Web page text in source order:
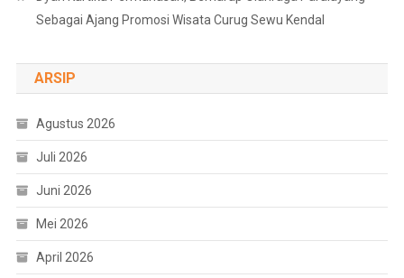
Sebagai Ajang Promosi Wisata Curug Sewu Kendal
ARSIP
Agustus 2026
Juli 2026
Juni 2026
Mei 2026
April 2026